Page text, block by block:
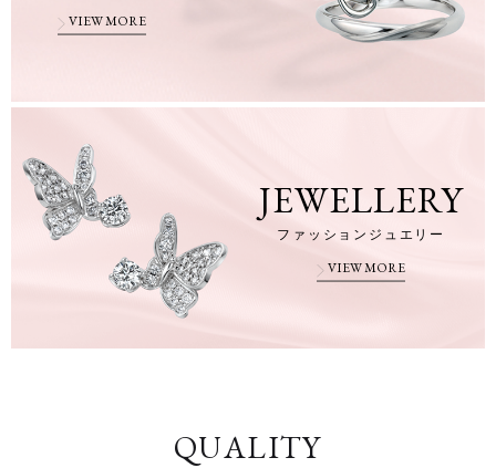
VIEW MORE
JEWELLERY
ファッションジュエリー
VIEW MORE
QUALITY